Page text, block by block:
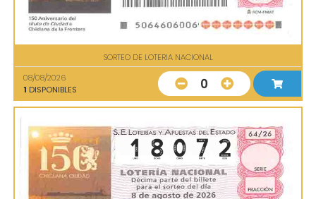
SORTEO DE LOTERIA NACIONAL
08/08/2026
1 DISPONIBLES 0